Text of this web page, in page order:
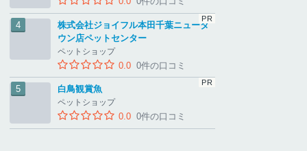
株式会社ジョイフル本田千葉ニュータ
ウン店ペットセンター
ペットショップ
0.0 0件の口コミ
白鳥観賞魚
ペットショップ
0.0 0件の口コミ